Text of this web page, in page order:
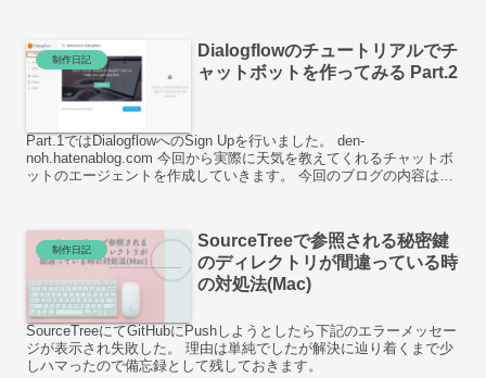
制作日記
Dialogflowのチュートリアルでチ
ャットボットを作ってみる Part.2
Part.1ではDialogflowへのSign Upを行いました。 den-
noh.hatenablog.com 今回から実際に天気を教えてくれるチャットボ
ットのエージェントを作成していきます。 今回のブログの内容は、
制作日記
SourceTreeで参照される秘密鍵
のディレクトリが間違っている時
の対処法(Mac)
SourceTreeにてGitHubにPushしようとしたら下記のエラーメッセー
ジが表示され失敗した。 理由は単純でしたが解決に辿り着くまで少
しハマったので備忘録として残しておきます。